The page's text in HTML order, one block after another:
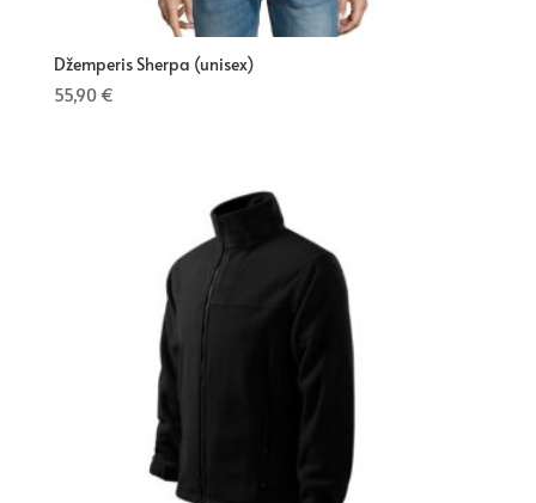
Džemperis Sherpa (unisex)
55,90 €